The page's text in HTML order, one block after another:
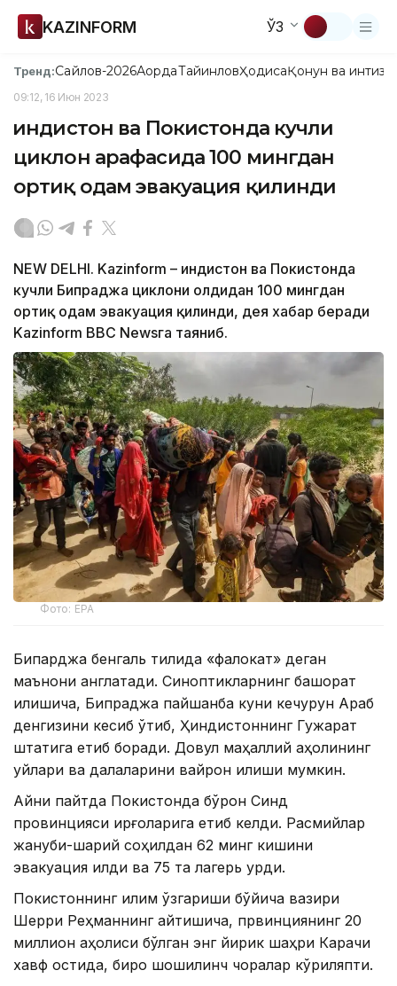
KAZINFORM ЎЗ
Тренд:Сайлов-2026АқордаТайинловҲодисаҚонун ва
09:12, 16 Июн 2023
Ҳиндистон ва Покистонда кучли
циклон арафасида 100 мингдан
ортиқ одам эвакуация қилинди
NEW DELHI. Kazinform – Ҳиндистон ва Покистонда
кучли Бипраджа циклони олдидан 100 мингдан
ортиқ одам эвакуация қилинди, дея хабар беради
Kazinform BBC Newsга таяниб.
Фото: ЕРА
Бипарджа бенгаль тилида «фалокат» деган
маънони англатади. Синоптикларнинг башорат
қилишича, Бипраджа пайшанба куни кечқурун Араб
денгизини кесиб ўтиб, Ҳиндистоннинг Гужарат
штатига етиб боради. Довул маҳаллий аҳолининг
уйлари ва далаларини вайрон қилиши мумкин.
Айни пайтда Покистонда бўрон Синд
провинцияси қирғоқларига етиб келди. Расмийлар
жануби-шарқий соҳилдан 62 минг кишини
эвакуация қилди ва 75 та лагерь қурди.
Покистоннинг иқлим ўзгариши бўйича вазири
Шерри Реҳманнинг айтишича, првинциянинг 20
миллион аҳолиси бўлган энг йирик шаҳри Карачи
хавф остида, бироқ шошилинч чоралар кўриляпти.